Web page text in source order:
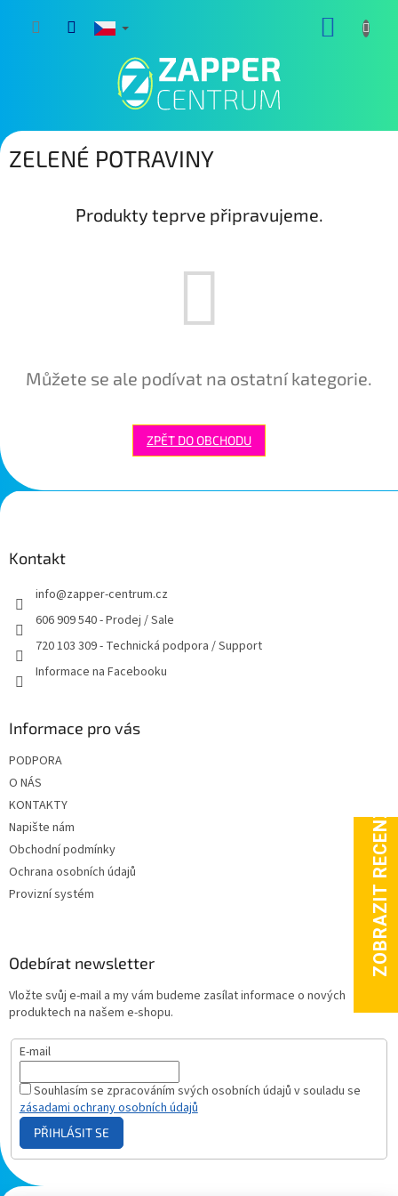
ZELENÉ POTRAVINY
Produkty teprve připravujeme.
Můžete se ale podívat na ostatní kategorie.
ZPĚT DO OBCHODU
Z
á
Kontakt
info@zapper-centrum.cz
606 909 540 - Prodej / Sale
720 103 309 - Technická podpora / Support
Informace na Facebooku
Informace pro vás
PODPORA
O NÁS
KONTAKTY
Napište nám
Obchodní podmínky
Ochrana osobních údajů
Provizní systém
Odebírat newsletter
Vložte svůj e-mail a my vám budeme zasílat informace o nových
produktech na našem e-shopu.
E-mail
Souhlasím se zpracováním svých osobních údajů v souladu se
zásadami ochrany osobních údajů
PŘIHLÁSIT SE